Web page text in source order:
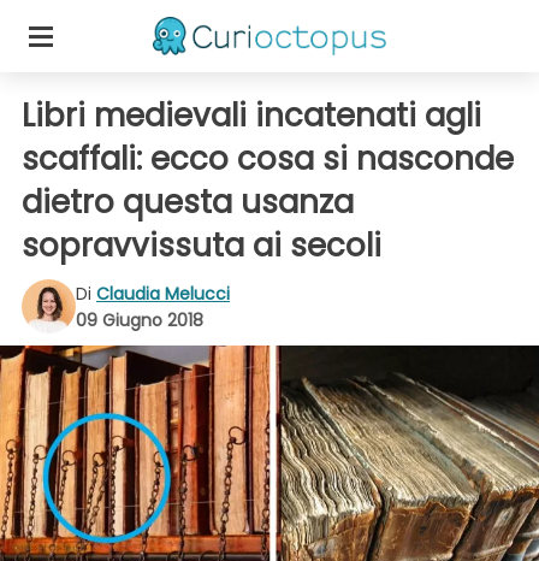
Libri medievali incatenati agli
scaffali: ecco cosa si nasconde
dietro questa usanza
sopravvissuta ai secoli
Di Claudia Melucci
09 Giugno 2018